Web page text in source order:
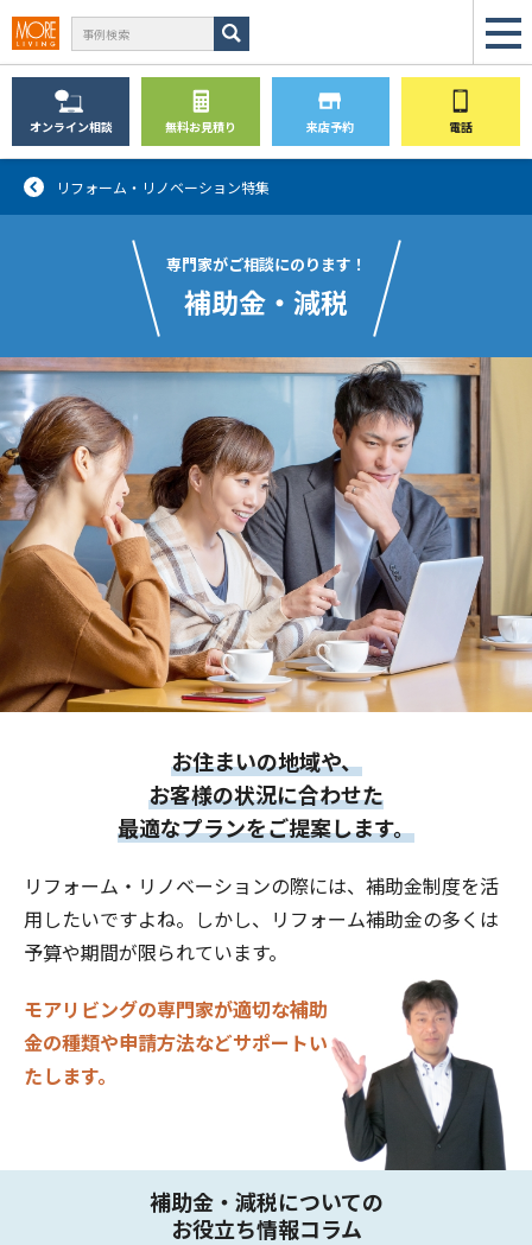
オンライン相談 無料お見積り 来店予約 電話
リフォーム・リノベーション特集
専門家がご相談にのります！
補助金・減税
お住まいの地域や、
お客様の状況に合わせた
最適なプランをご提案します。
リフォーム・リノベーションの際には、補助金制度を活
用したいですよね。しかし、リフォーム補助金の多くは
予算や期間が限られています。
モアリビングの専門家が適切な補助
金の種類や申請方法などサポートい
たします。
補助金・減税についての
お役立ち情報コラム